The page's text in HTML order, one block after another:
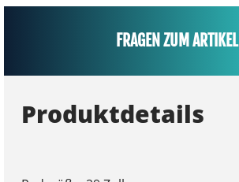
FRAGEN ZUM ARTIKEL
Produktdetails